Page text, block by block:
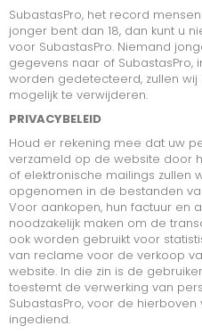
VEILING AFGELOPEN
SubastasPro, het record
jonger bent dan 18, dan kunt u
voor SubastasPro. Niemand
gegevens naar of
worden gedetecteerd, zullen
mogelijk te verwijderen.
PRIVACYBELEID
Houd er rekening mee dat uw
verzameld op de website door
of elektronische mailings zullen
opgenomen in de bestanden
Voor aankopen, hun factuur en
noodzakelijk maken om de
ook worden gebruikt voor
van reclame voor de verkoop
website. In die zin is de
toestemt de verwerking van
SubastasPro, voor de
ingediend.